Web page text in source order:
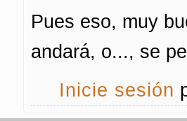
Pues eso, muy
andará, o..., se
Inicie sesión